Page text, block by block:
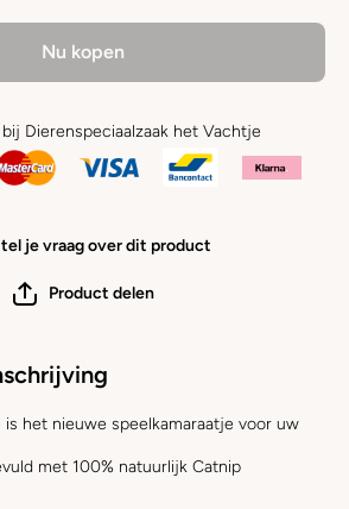
Nu kopen
Dierenspeciaalzaak het Vachtje
je vraag over dit product
Product delen
het nieuwe speelkamaraatje voor uw
met 100% natuurlijk Catnip